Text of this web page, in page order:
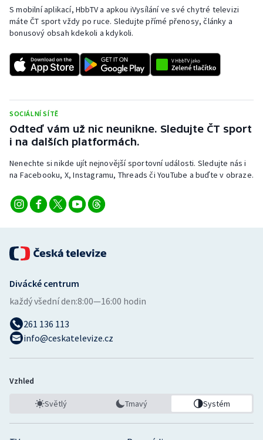
Plážový volejbal
Rychlobruslení
Rychlostní kanoistika
Short track
Sportovní střelba
Triatlon
Volejbal
Ostatní
S mobilní aplikací, HbbTV a apkou iVysílání ve své chytré televizi
máte ČT sport vždy po ruce. Sledujte přímé přenosy, články a
bonusový obsah kdekoli a kdykoli.
SOCIÁLNÍ SÍTĚ
Odteď vám už nic neunikne. Sledujte ČT sport
i na dalších platformách.
Nenechte si nikde ujít nejnovější sportovní události. Sledujte nás i
na Facebooku, X, Instagramu, Threads či YouTube a buďte v obraze.
Divácké centrum
každý všední den:8:00—16:00 hodin
261 136 113
info@ceskatelevize.cz
Vzhled
Světlý Tmavý Systém